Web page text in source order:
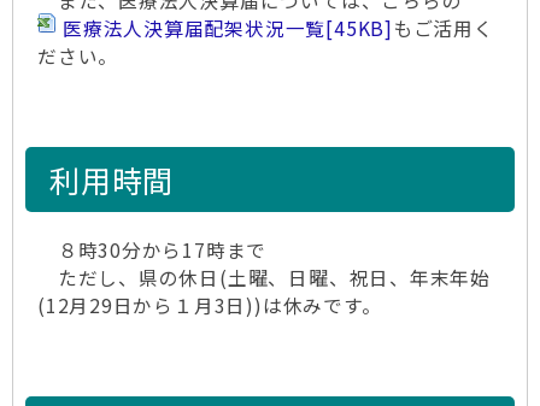
医療法人決算届配架状況一覧[45KB]もご活用く
ださい。
利用時間
８時30分から17時まで
ただし、県の休日(土曜、日曜、祝日、年末年始
(12月29日から１月3日))は休みです。